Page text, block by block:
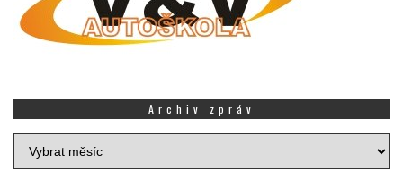
Archiv zpráv
Archiv
zpráv